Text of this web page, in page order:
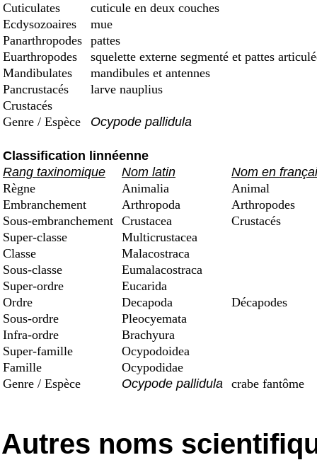
Cuticulates
cuticule en deux couches
Ecdysozoaires
mue
Panarthropodes pattes
Euarthropodes
squelette externe segmenté et pattes
Mandibulates
mandibules et antennes
Pancrustacés
larve nauplius
Crustacés
Genre / Espèce
Ocypode pallidula
Classification linnéenne
Rang taxinomique
Nom latin
Nom en
Règne
Animalia
Animal
Embranchement
Arthropoda
Arthropodes
Sous-embranchement Crustacea
Crustacés
Super-classe
Multicrustacea
Classe
Malacostraca
Sous-classe
Eumalacostraca
Super-ordre
Eucarida
Ordre
Decapoda
Décapodes
Sous-ordre
Pleocyemata
Infra-ordre
Brachyura
Super-famille
Ocypodoidea
Famille
Ocypodidae
Genre / Espèce
Ocypode pallidula crabe fantôme
Autres noms